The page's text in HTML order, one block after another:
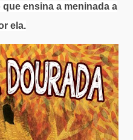
ensina a meninada a
ela.